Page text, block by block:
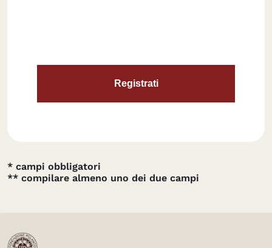
* campi obbligatori
** compilare almeno uno dei due campi